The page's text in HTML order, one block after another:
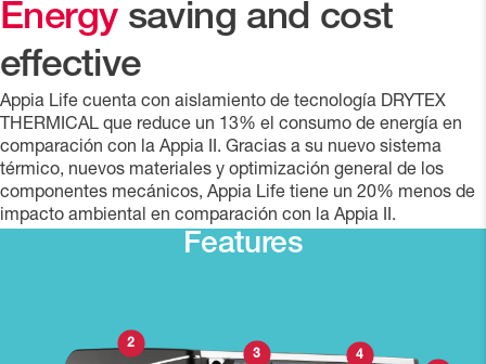
Energysaving and cost
effective
Appia Life cuenta con aislamiento de tecnología DRYTEX
THERMICAL que reduce un 13% el consumo de energía en
comparación con la Appia II. Gracias a su nuevo sistema
térmico, nuevos materiales y optimización general de los
componentes mecánicos, Appia Life tiene un 20% menos de
impacto ambiental en comparación con la Appia II.
Features
2
3
4